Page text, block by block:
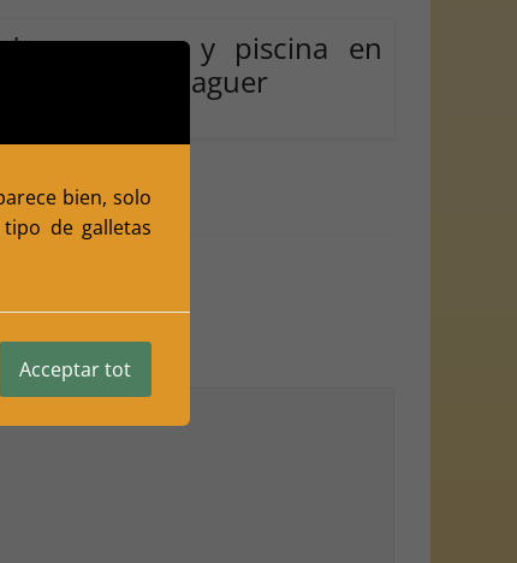
verano y piscina en
de Balaguer
bien, solo
de galletas
Acceptar tot